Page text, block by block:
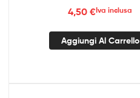
4,50 €Iva inclusa
Aggiungi Al Carrello